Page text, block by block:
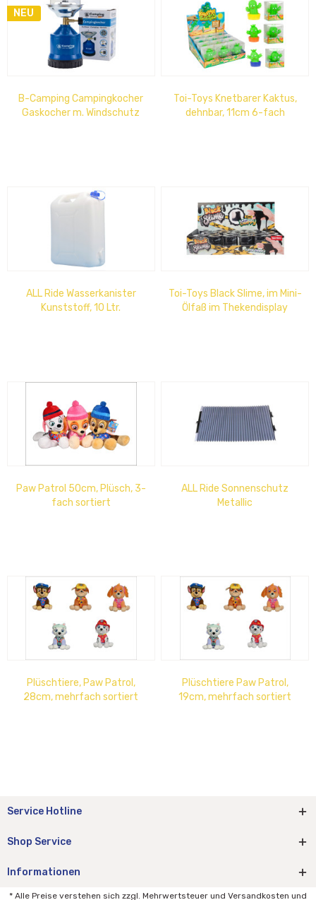
NEU
B-Camping Campingkocher
Gaskocher m. Windschutz
Toi-Toys Knetbarer Kaktus,
dehnbar, 11cm 6-fach
ALL Ride Wasserkanister
Kunststoff, 10 Ltr.
Toi-Toys Black Slime, im Mini-
Ölfaß im Thekendisplay
Paw Patrol 50cm, Plüsch, 3-
fach sortiert
ALL Ride Sonnenschutz
Metallic
Plüschtiere, Paw Patrol,
28cm, mehrfach sortiert
Plüschtiere Paw Patrol,
19cm, mehrfach sortiert
Service Hotline
Shop Service
Informationen
* Alle Preise verstehen sich zzgl. Mehrwertsteuer und Versandkosten und